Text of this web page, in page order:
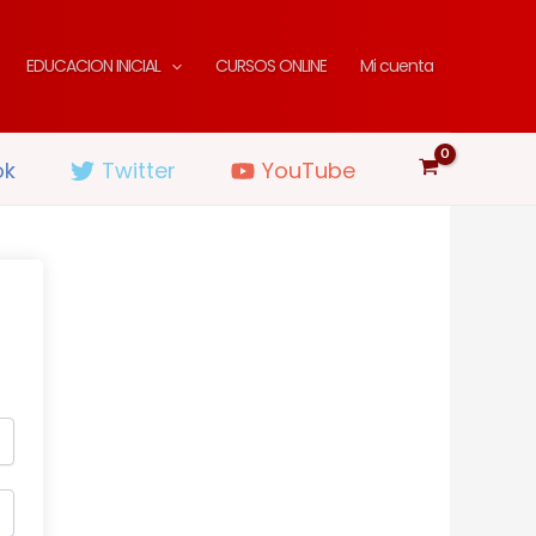
EDUCACION INICIAL CURSOS ONLINE Mi cuenta
Twitter YouTube